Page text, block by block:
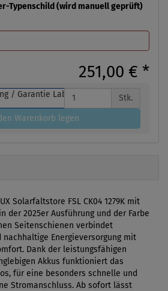
Typenschild (wird manuell geprüft)
251,00 € *
Stk.
Warenkorb legen
Solarfaltstore FSL CK04 1279K mit
der 2025er Ausführung und der Farbe
Seitenschienen verbindet
nachhaltige Energieversorgung mit
Dank der leistungsfähigen
Akkus funktioniert das
für eine besonders schnelle und
Stromanschluss. Ab sofort lässt